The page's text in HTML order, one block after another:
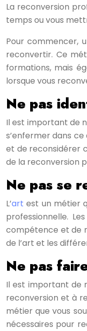
La reconversion
temps ou vous
Pour commencer,
reconvertir. Ce
formations, mais
lorsque vous
Ne pas
Il est important de
s’enfermer dans
et de reconsidérer
de la reconversion
Ne pas se
L’art est un métier
professionnelle.
compétence et de
de l’art et les
Ne pas
Il est important de
reconversion et à
métier que vous
nécessaires pour